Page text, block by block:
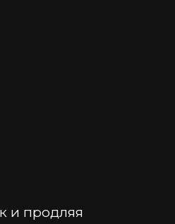
и продляя